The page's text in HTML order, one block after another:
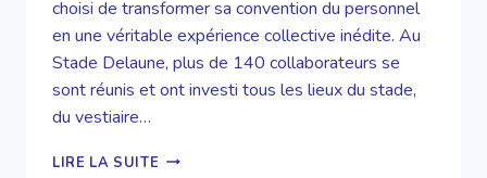
choisi de transformer sa convention du personnel
en une véritable expérience collective inédite. Au
Stade Delaune, plus de 140 collaborateurs se
sont réunis et ont investi tous les lieux du stade,
du vestiaire…
LIRE LA SUITE UNE